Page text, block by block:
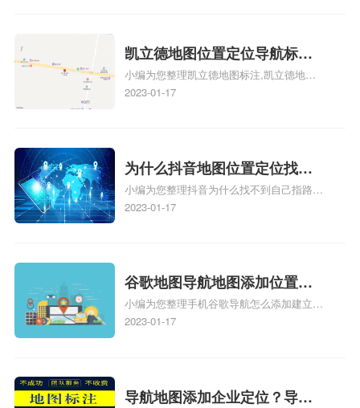
地图标注服务中心铺招牌相关地图标注知
识，详情可查看下方正文！
凯立德地图位置定位导航标
注？凯立德地图位置定位,导航,
标注？
小编为您整理凯立德地图标注,凯立德地图
标注怎么做啊、凯立德地图标注,凯立德地
相关地图标注知识，详情可查看下方正文！
2023-01-17
为什么抖音地图位置定位找不
到了？抖音为什么找不到当前
定位了？
小编为您整理抖音为什么找不到自己指路人
地图标注服务中心铺的位置、地图位置更新
服务中心位置、抖音突然不显示定位了相关
地图标注知识，详情可查看下方正文！
2023-01-17
谷歌地图导航地图添加位置？
添加谷歌地图导航位置？
小编为您整理手机谷歌导航怎么添加建立多
人位置、如何在地图，谷歌地图添加公司位
2023-01-17
导航地图添加企业定位？导航